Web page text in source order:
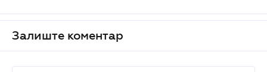
Залиште коментар